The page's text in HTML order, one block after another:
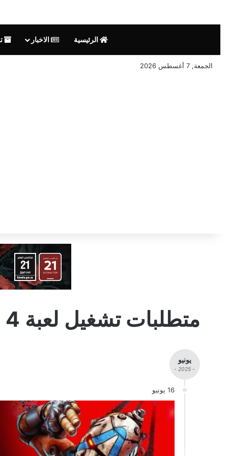
الرئيسية الاخبار
الجمعة, 7 أغسطس 2026
متطلبات تشغيل لعبة Borderlands 4
يونيو
- 2025 -
16 يونيو